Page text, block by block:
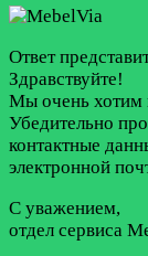
Ответ
Здравствуйте!
Мы очень хотим
Убедительно
контактные
электронной
С уважением,
отдел сервиса